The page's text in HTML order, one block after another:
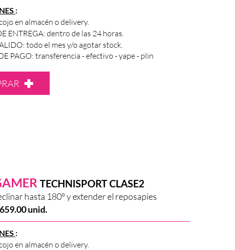
:
en almacén o delivery.
ENTREGA: dentro de las 24 horas.
todo el mes y/o agotar stock.
PAGO: transferencia - efectivo - yape - plin
TECHNISPORT CLASE2
hasta 180° y extender el reposapies
unid.
:
en almacén o delivery.